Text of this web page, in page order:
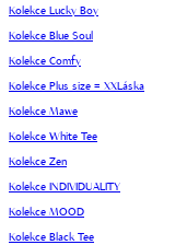
Kolekce Lucky Boy
Kolekce Blue Soul
Kolekce Comfy
Kolekce Plus size = XXLáska
Kolekce Mawe
Kolekce White Tee
Kolekce Zen
Kolekce INDIVIDUALITY
Kolekce MOOD
Kolekce Black Tee